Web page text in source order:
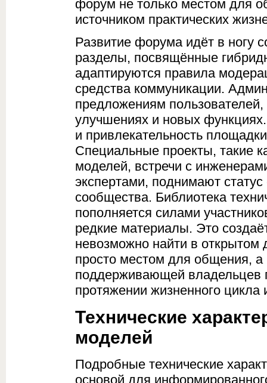
форум не только местом для
источником практических
Развитие форума идёт в ногу
разделы, посвящённые
адаптируются правила
средства коммуникации.
предложениям
улучшениях и новых функциях.
и привлекательность
Специальные проекты, такие
моделей, встречи с
экспертами, поднимают
сообщества. Библиотека
пополняется силами
редкие материалы. Это
невозможно найти в открытом
просто местом для общения, а
поддерживающей владельцев
протяжении жизненного цикла
Технические
моделей
Подробные технические
основой для